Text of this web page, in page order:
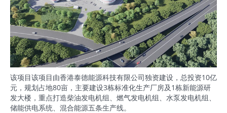
该项目该项目由香港泰德能源科技有限公司独资建设，总投资10亿
元，规划占地80亩，主要建设3栋标准化生产厂房及1栋新能源研
发大楼，重点打造柴油发电机组、燃气发电机组、水泵发电机组、
储能供电系统、混合能源五条生产线。